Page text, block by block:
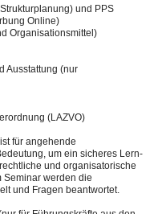
und PPS
Online)
Organisationsmittel)
Ausstattung (nur
​g (LAZVO)
für angehende
um ein sicheres Lern-
und organisatorische
Seminar werden die
und Fragen beantwortet.